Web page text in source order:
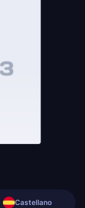
Castellano